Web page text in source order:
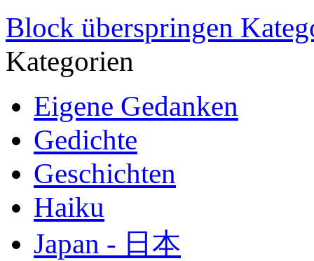
Block überspringen
Kategorien
Eigene Gedanken
Gedichte
Geschichten
Haiku
Japan - 日本